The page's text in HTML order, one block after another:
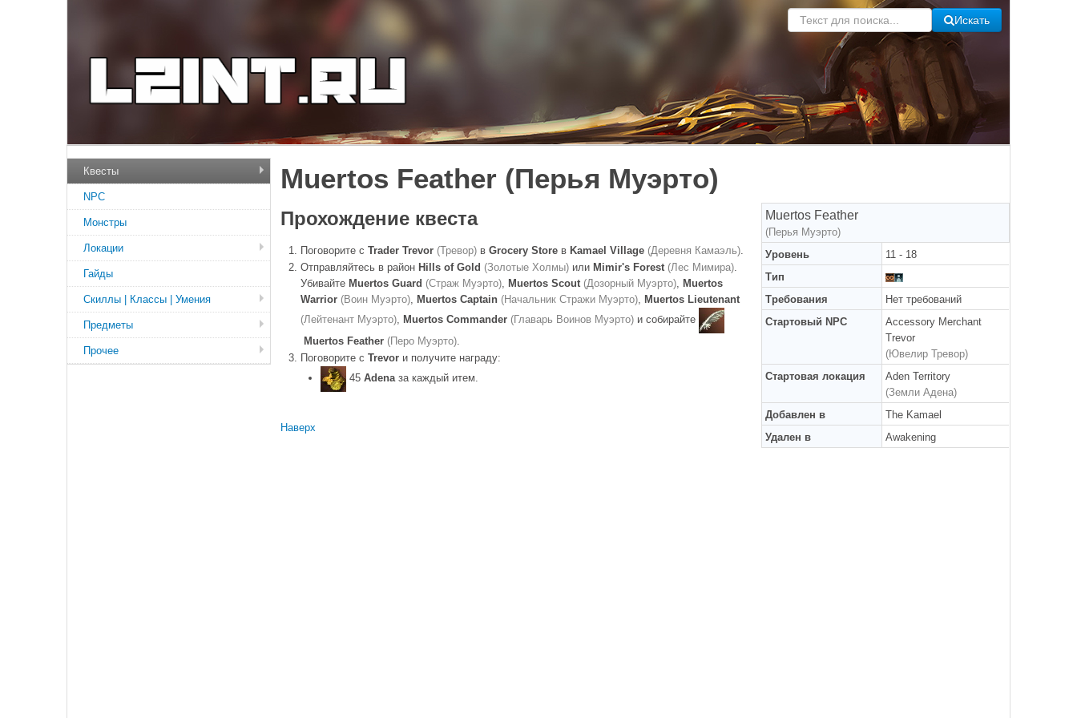
Искать
Muertos Feather (Перья Муэрто)
Muertos Feather
(Перья Муэрто)
Уровень
11 - 18
Тип
Требования
Нет требований
Стартовый NPC
Accessory Merchant
Trevor
(Ювелир Тревор)
Стартовая локация
Aden Territory
(Земли Адена)
Добавлен в
The Kamael
Удален в
Awakening
Прохождение квеста
Поговорите с Trader Trevor (Тревор) в Grocery Store в Kamael Village (Деревня Камаэль).
Отправляйтесь в район Hills of Gold (Золотые Холмы) или Mimir's Forest (Лес Мимира).
Убивайте Muertos Guard (Страж Муэрто), Muertos Scout (Дозорный Муэрто), Muertos
Warrior (Воин Муэрто), Muertos Captain (Начальник Стражи Муэрто), Muertos Lieutenant
(Лейтенант Муэрто), Muertos Commander (Главарь Воинов Муэрто) и собирайте
Muertos Feather (Перо Муэрто).
Поговорите с Trevor и получите награду:
45 Adena за каждый итем.
Наверх
Квесты
NPC
Монстры
Локации
Гайды
Скиллы | Классы | Умения
Предметы
Прочее